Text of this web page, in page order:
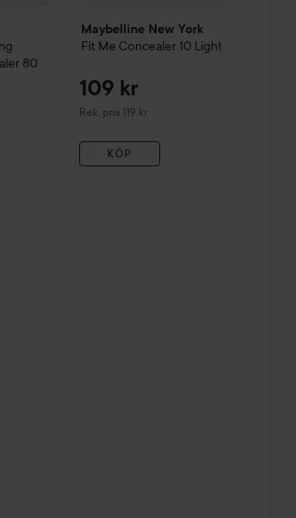
80
Maybelline New York
Fit Me Concealer 10 Light
109 kr
Rek. pris 119 kr
Rekommenderat pris 119 kr
KÖP